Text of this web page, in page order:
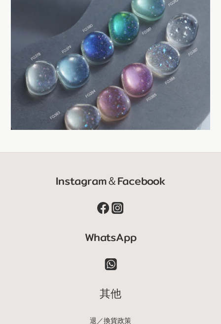
Instagram＆Facebook
WhatsApp
其他
退／換貨政策